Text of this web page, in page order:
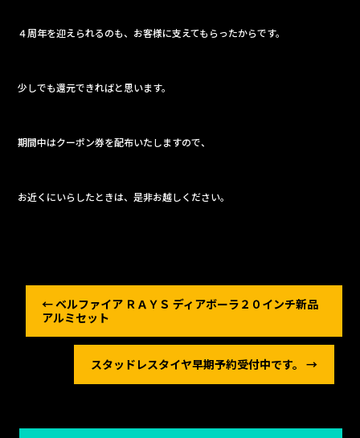
４周年を迎えられるのも、お客様に支えてもらったからです。
少しでも還元できればと思います。
期間中はクーポン券を配布いたしますので、
お近くにいらしたときは、是非お越しください。
←ベルファイア ＲＡＹＳ ディアボーラ２０インチ新品
アルミセット
スタッドレスタイヤ早期予約受付中です。 →